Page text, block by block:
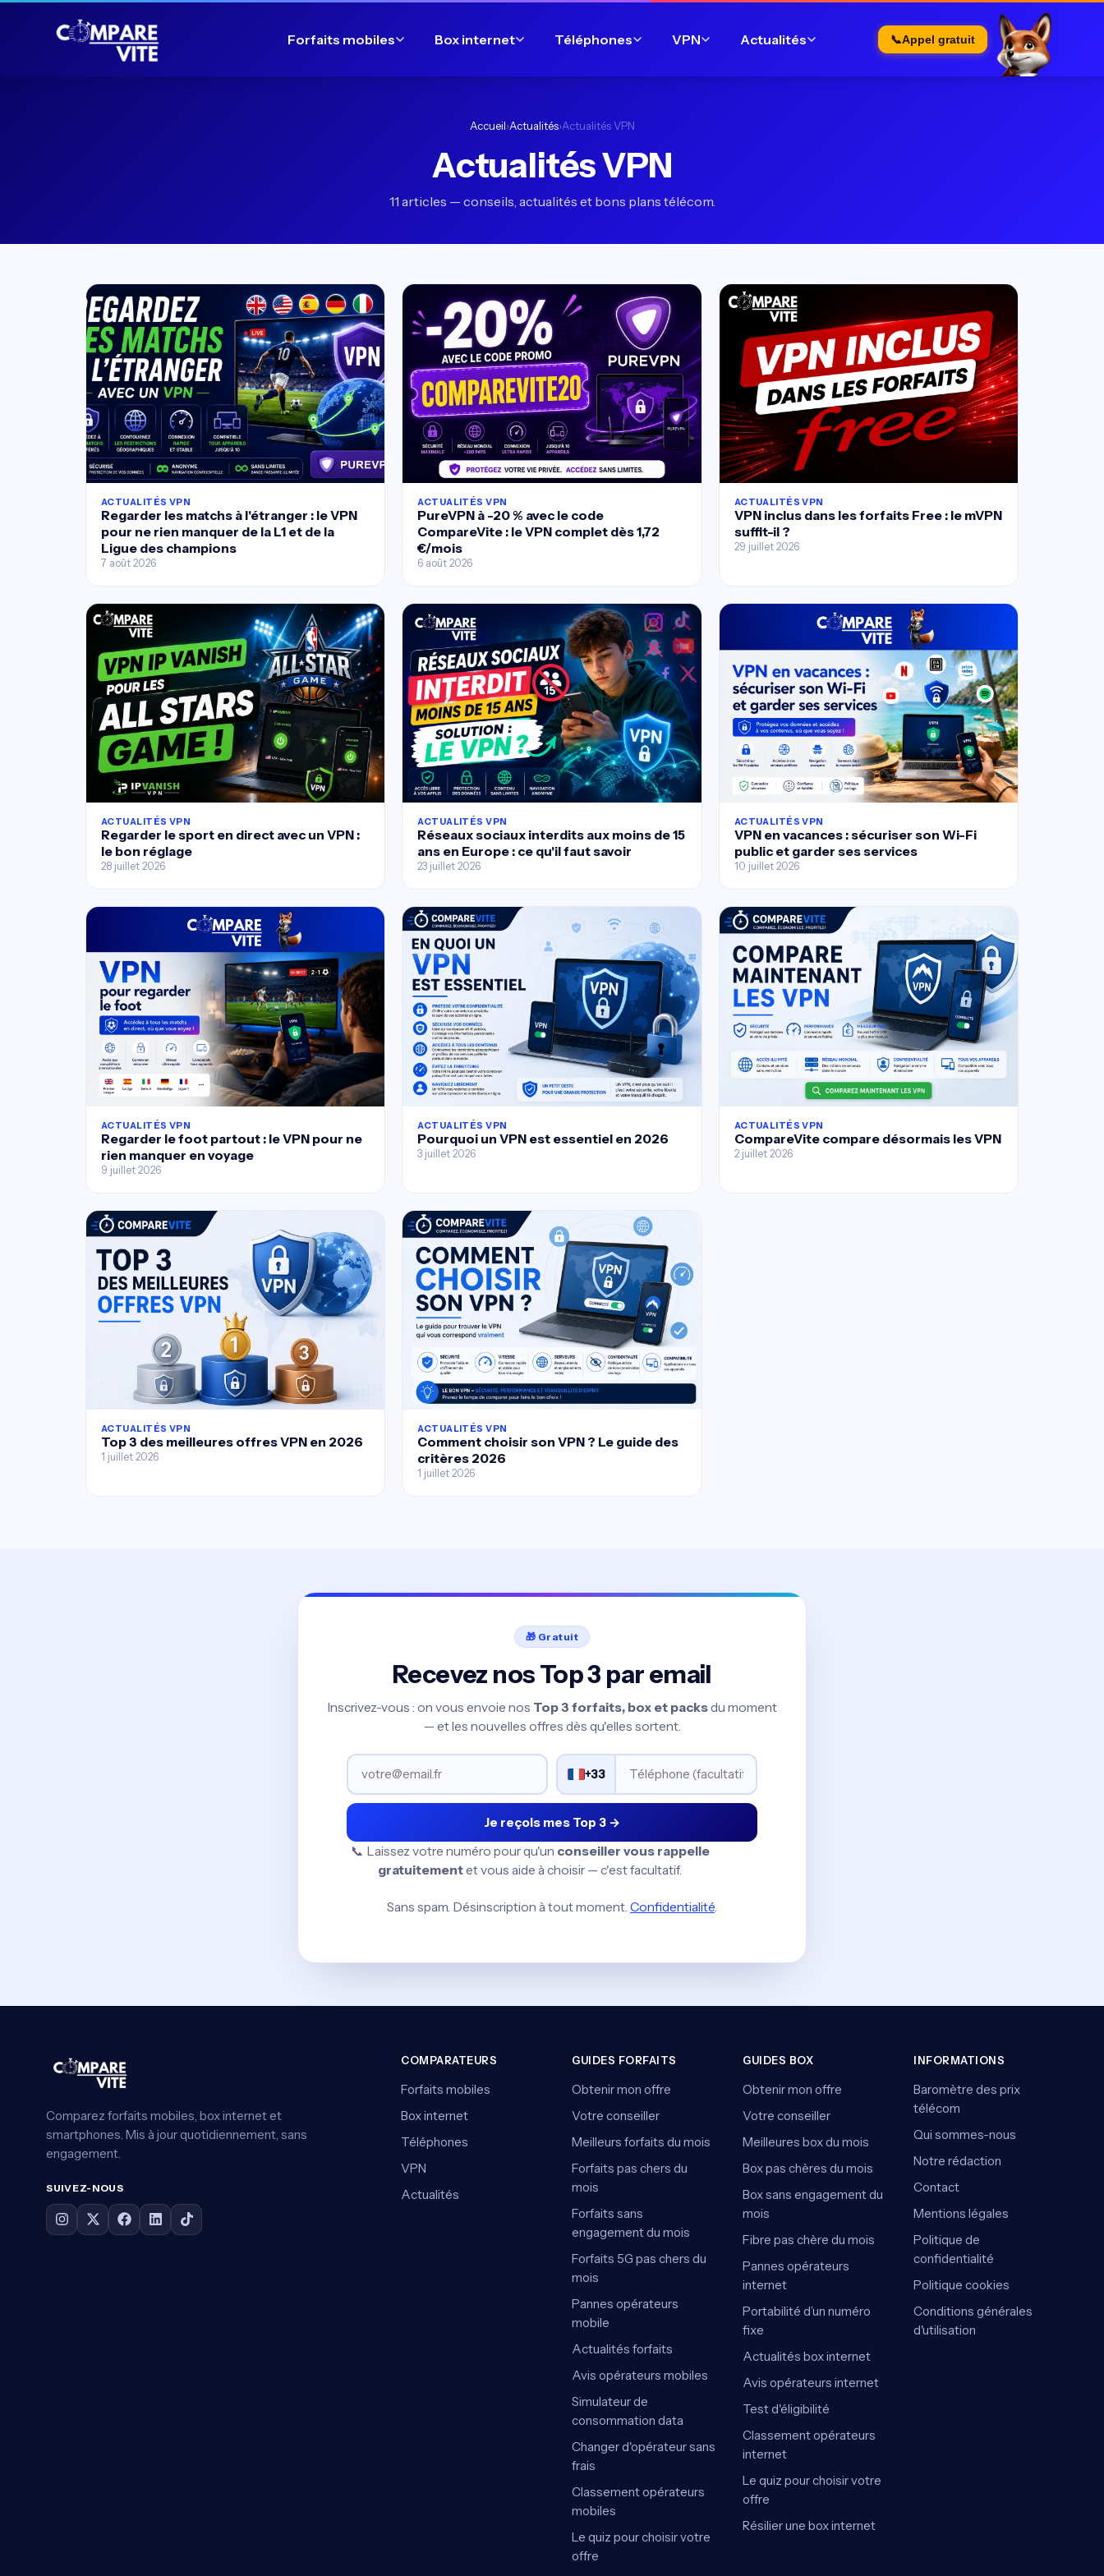
Forfaits mobiles Box internet Téléphones VPN Actualités 📞Appel gratuit
Accueil›Actualités›Actualités VPN
Actualités VPN
11 articles — conseils, actualités et bons plans télécom.
ACTUALITÉS VPN
Regarder les matchs à l'étranger : le VPN
pour ne rien manquer de la L1 et de la
Ligue des champions
7 août 2026
ACTUALITÉS VPN
PureVPN à -20 % avec le code
CompareVite : le VPN complet dès 1,72
€/mois
6 août 2026
ACTUALITÉS VPN
VPN inclus dans les forfaits Free : le mVPN
suffit-il ?
29 juillet 2026
ACTUALITÉS VPN
Regarder le sport en direct avec un VPN :
le bon réglage
28 juillet 2026
ACTUALITÉS VPN
Réseaux sociaux interdits aux moins de 15
ans en Europe : ce qu'il faut savoir
23 juillet 2026
ACTUALITÉS VPN
VPN en vacances : sécuriser son Wi-Fi
public et garder ses services
10 juillet 2026
ACTUALITÉS VPN
Regarder le foot partout : le VPN pour ne
rien manquer en voyage
9 juillet 2026
ACTUALITÉS VPN
Pourquoi un VPN est essentiel en 2026
3 juillet 2026
ACTUALITÉS VPN
CompareVite compare désormais les VPN
2 juillet 2026
ACTUALITÉS VPN
Top 3 des meilleures offres VPN en 2026
1 juillet 2026
ACTUALITÉS VPN
Comment choisir son VPN ? Le guide des
critères 2026
1 juillet 2026
🎁 Gratuit
Recevez nos Top 3 par email
Inscrivez-vous : on vous envoie nos Top 3 forfaits, box et packsdu moment
— et les nouvelles offres dès qu'elles sortent.
+33
Je reçois mes Top 3 →
📞 Laissez votre numéro pour qu'un conseiller vous rappelle
gratuitementet vous aide à choisir — c'est facultatif.
Sans spam. Désinscription à tout moment. Confidentialité.
Comparez forfaits mobiles, box internet et
smartphones. Mis à jour quotidiennement, sans
engagement.
SUIVEZ-NOUS
COMPARATEURS
Forfaits mobiles
Box internet
Téléphones
VPN
Actualités
GUIDES FORFAITS
Obtenir mon offre
Votre conseiller
Meilleurs forfaits du mois
Forfaits pas chers du
mois
Forfaits sans
engagement du mois
Forfaits 5G pas chers du
mois
Pannes opérateurs
mobile
Actualités forfaits
Avis opérateurs mobiles
Simulateur de
consommation data
Changer d'opérateur sans
frais
Classement opérateurs
mobiles
Le quiz pour choisir votre
offre
GUIDES BOX
Obtenir mon offre
Votre conseiller
Meilleures box du mois
Box pas chères du mois
Box sans engagement du
mois
Fibre pas chère du mois
Pannes opérateurs
internet
Portabilité d’un numéro
fixe
Actualités box internet
Avis opérateurs internet
Test d'éligibilité
Classement opérateurs
internet
Le quiz pour choisir votre
offre
Résilier une box internet
INFORMATIONS
Baromètre des prix
télécom
Qui sommes-nous
Notre rédaction
Contact
Mentions légales
Politique de
confidentialité
Politique cookies
Conditions générales
d'utilisation